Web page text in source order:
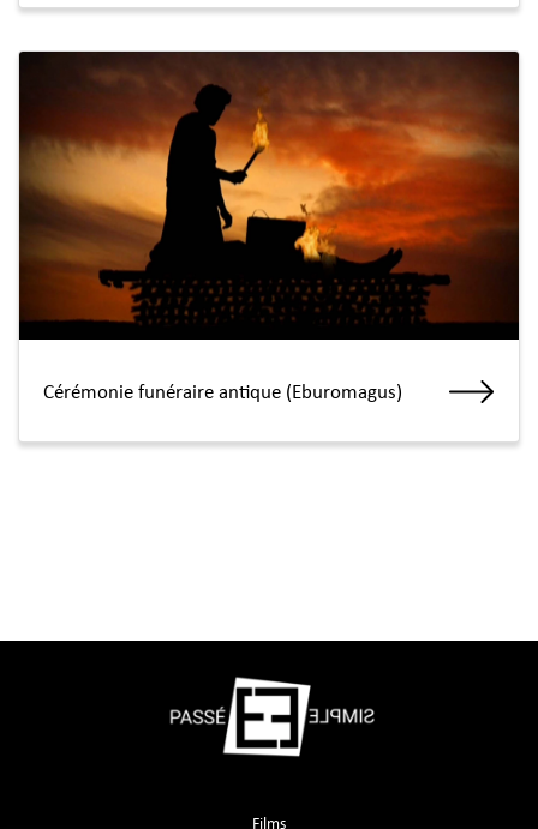
Cérémonie funéraire antique (Eburomagus)
Films